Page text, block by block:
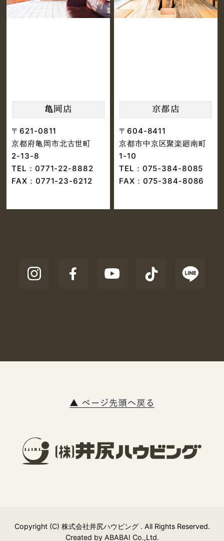
亀岡店
〒621-0811
京都府亀岡市北古世町
2-13-8
TEL： 0771-22-8882
FAX：0771-23-6212
京都店
〒604-8411
京都市中京区聚楽廻南町
1-10
TEL： 075-384-8085
FAX：075-384-8086
Copyright (C) 株式会社井尻ハウビング . All Rights Reserved.
Created by ABABAI Co.,Ltd.